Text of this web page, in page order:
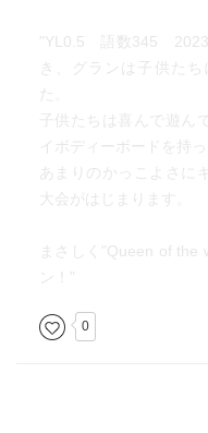
"YL0.5 語数345
き、グランは子供たち
た。
子供たちは喜んで遊
イボディーボードを持
あまりのかっこよさに
大会がはじまります。
まさしく"Queen of
ン！"
0